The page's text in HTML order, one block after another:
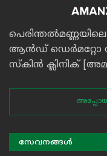
ആൻഡ് ഡെർമറ്റോ
സ്കിൻ ക്ലിനിക്
സേവനങ്ങൾ